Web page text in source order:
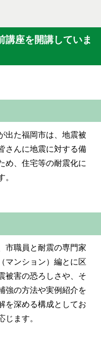
講座を開講していま
出た福岡市は、地震被
さんに地震に対する備
め、住宅等の耐震化に
。
市職員と耐震の専門家
マンション）編とに区
被害の恐ろしさや、そ
強の方法や実例紹介を
を深める構成としてお
じます。